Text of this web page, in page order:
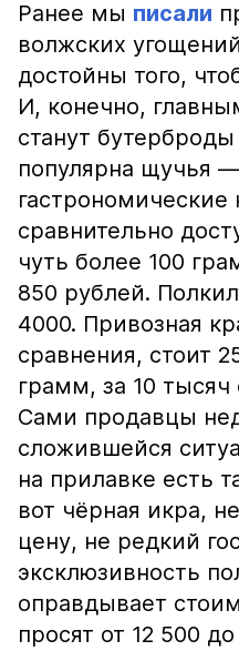
Ранее мы писали
волжских
достойны того,
И, конечно,
станут
популярна щучья
гастрономические
сравнительно
чуть более 100
850 рублей.
4000. Привозная
сравнения, стоит
грамм, за 10
Сами продавцы
сложившейся
на прилавке есть
вот чёрная икра,
цену, не редкий
эксклюзивность
оправдывает
просят от 12 500